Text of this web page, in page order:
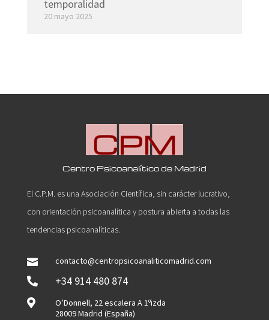
temporalidad
20 mayo 2025
Centro Psicoanalítico de Madrid
El C.P.M. es una Asociación Científica, sin carácter lucrativo,
con orientación psicoanalítica y postura abierta a todas las
tendencias psicoanalíticas.

contacto@centropsicoanaliticomadrid.com

+34 914 480 874

O’Donnell, 22 escalera A 1ºizda
28009 Madrid (España)